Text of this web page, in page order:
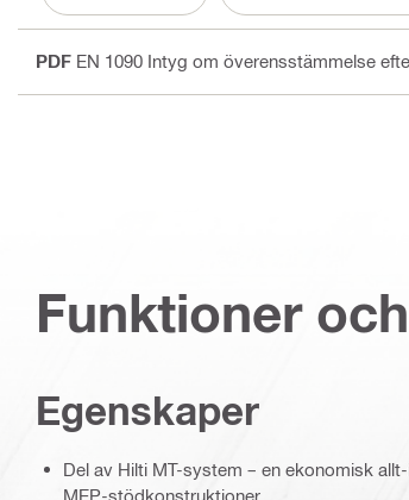
PDF EN 1090 Intyg om överensstämmelse
Funktioner
Egenskaper
Del av Hilti MT-system – en ekonomisk